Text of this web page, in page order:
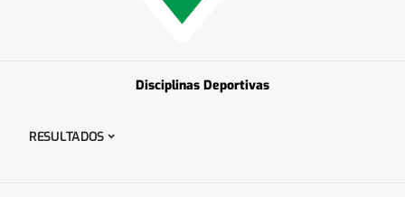
Disciplinas Deportivas
RESULTADOS